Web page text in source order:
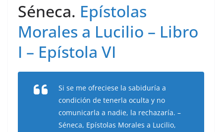
Séneca. Epístolas
Morales a Lucilio – Libro
I – Epístola VI
Si se me ofreciese la sabiduría a
condición de tenerla oculta y no
comunicarla a nadie, la rechazaría. –
Séneca, Epístolas Morales a Lucilio,